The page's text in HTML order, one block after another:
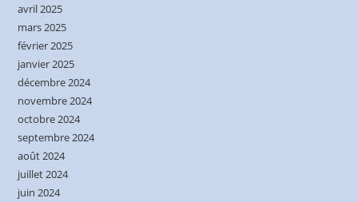
avril 2025
mars 2025
février 2025
janvier 2025
décembre 2024
novembre 2024
octobre 2024
septembre 2024
août 2024
juillet 2024
juin 2024